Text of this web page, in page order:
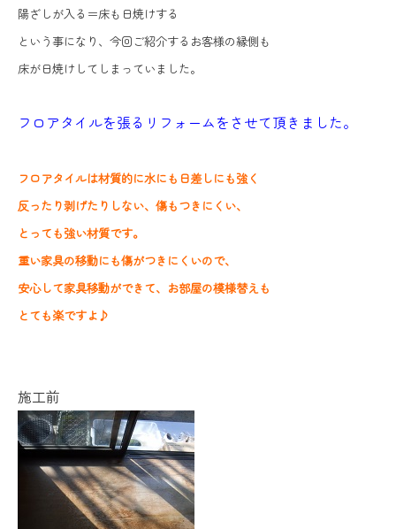
陽ざしが入る＝床も日焼けする
という事になり、今回ご紹介するお客様の縁側も
床が日焼けしてしまっていました。
フロアタイルを張るリフォームをさせて頂きました。
フロアタイルは材質的に水にも日差しにも強く
反ったり剥げたりしない、傷もつきにくい、
とっても強い材質です。
重い家具の移動にも傷がつきにくいので、
安心して家具移動ができて、お部屋の模様替えも
とても楽ですよ♪
施工前